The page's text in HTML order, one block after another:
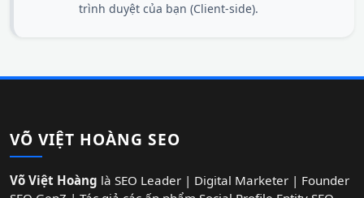
trình duyệt của bạn (Client-side).
VÕ VIỆT HOÀNG SEO
Võ Việt Hoàng là SEO Leader | Digital Marketer | Founder